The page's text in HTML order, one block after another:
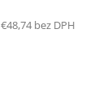
€48,74 bez DPH